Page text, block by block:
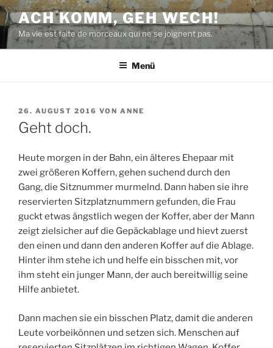
Zum
Inhalt
springen
ACH KOMM, GEH WECH!
Ma vie est faite de morceaux qui ne se joignent pas.
Menü
VERÖFFENTLICHT
AM
26. AUGUST 2016 VON ANNE
Geht doch.
Heute morgen in der Bahn, ein älteres Ehepaar mit
zwei größeren Koffern, gehen suchend durch den
Gang, die Sitznummer murmelnd. Dann haben sie ihre
reservierten Sitzplatznummern gefunden, die Frau
guckt etwas ängstlich wegen der Koffer, aber der Mann
zeigt zielsicher auf die Gepäckablage und hievt zuerst
den einen und dann den anderen Koffer auf die Ablage.
Hinter ihm stehe ich und helfe ein bisschen mit, vor
ihm steht ein junger Mann, der auch bereitwillig seine
Hilfe anbietet.
Dann machen sie ein bisschen Platz, damit die anderen
Leute vorbeikönnen und setzen sich. Menschen auf